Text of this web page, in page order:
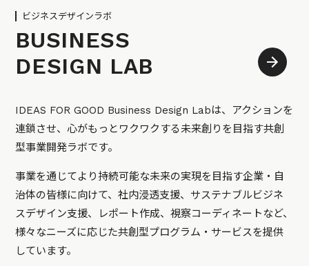
ビジネスデザインラボ
BUSINESS
DESIGN LAB
IDEAS FOR GOOD Business Design Labは、アクションを
連鎖させ、心がもっとワクワクする未来創りを目指す共創
型事業開発ラボです。
事業を通じてより持続可能な未来の実現を目指す企業・自
治体の皆様に向けて、社内浸透支援、サステナブルビジネ
スデザイン支援、レポート作成、視察コーディネートなど、
様々なニーズに応じた共創型プログラム・サービスを提供
しています。